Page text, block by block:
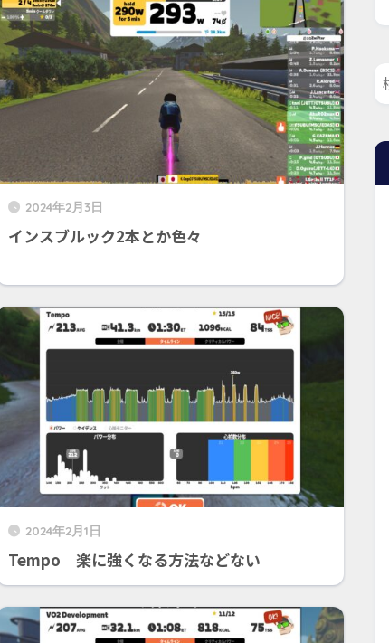
2024年2月3日
インスブルック2本とか色々
2024年2月1日
Tempo 楽に強くなる方法などない